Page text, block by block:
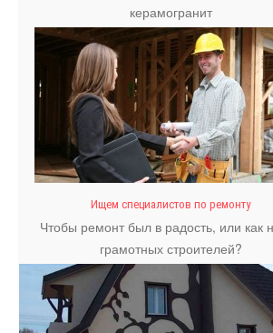
керамогранит
Ищем специалистов по ремонту
Чтобы ремонт был в радость, или как
грамотных строителей?